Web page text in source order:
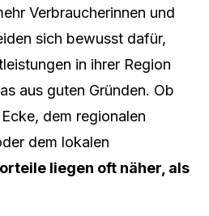
Verbraucherinnen und
sich bewusst dafür,
in ihrer Region
aus guten Gründen. Ob
dem regionalen
dem lokalen
liegen oft näher, als